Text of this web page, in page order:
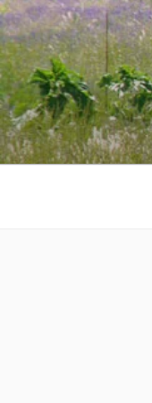
コ
ン
テ
ン
ツ
へ
ス
キ